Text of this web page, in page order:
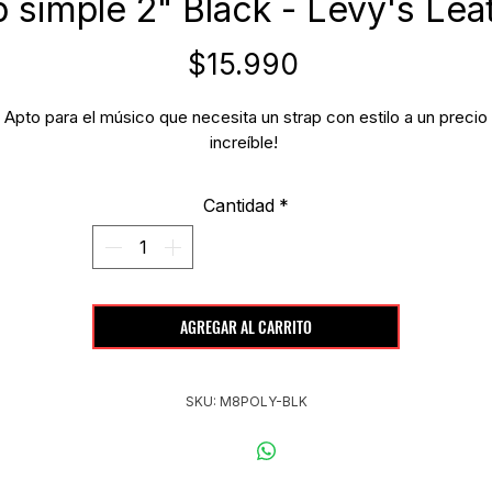
simple 2" Black - Levy's
$15.990
Apto para el músico que necesita un strap con estilo a un precio
increíble!
Cantidad *
AGREGAR AL CARRITO
SKU: M8POLY-BLK